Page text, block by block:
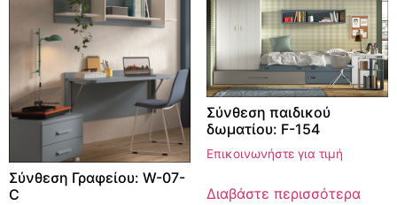
Σύνθεση Γραφείου: W-07-
C
Σύνθεση παιδικού
δωματίου: F-154
Επικοινωνήστε για τιμή
Διαβάστε περισσότερα